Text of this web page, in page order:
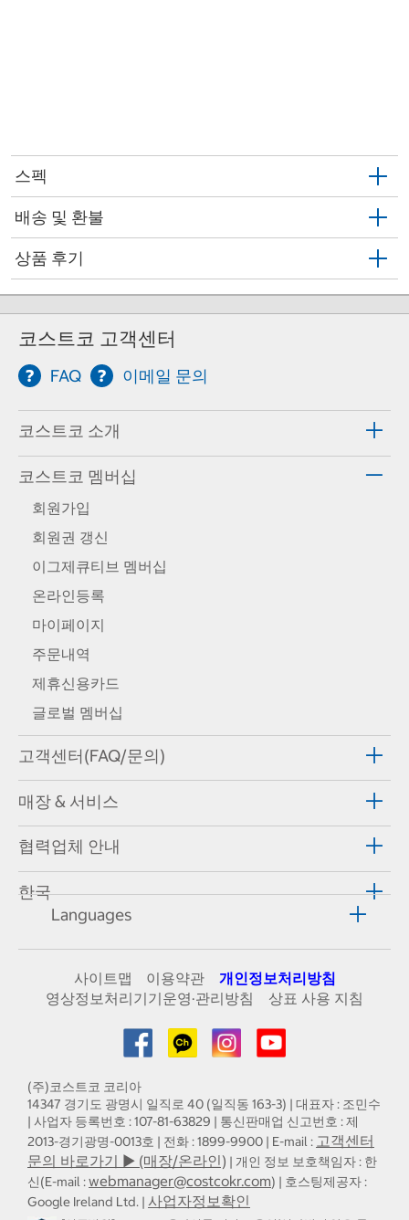
스펙
배송 및 환불
상품 후기
코스트코 고객센터
FAQ 이메일 문의
코스트코 소개
코스트코 멤버십
회원가입
회원권 갱신
이그제큐티브 멤버십
온라인등록
마이페이지
주문내역
제휴신용카드
글로벌 멤버십
고객센터(FAQ/문의)
매장 & 서비스
협력업체 안내
한국
Languages
사이트맵 이용약관
개인정보처리방침
영상정보처리기기운영·관리방침
상표 사용 지침
(주)코스트코 코리아
14347 경기도 광명시 일직로 40 (일직동 163-3) | 대표자 : 조민수
| 사업자 등록번호 : 107-81-63829 | 통신판매업 신고번호 : 제
2013-경기광명-0013호 | 전화 : 1899-9900 | E-mail : 고객센터
문의 바로가기 ▶ (매장/온라인) | 개인 정보 보호책임자 : 한
신(E-mail :webmanager@costcokr.com) | 호스팅제공자 :
Google Ireland Ltd. | 사업자정보확인